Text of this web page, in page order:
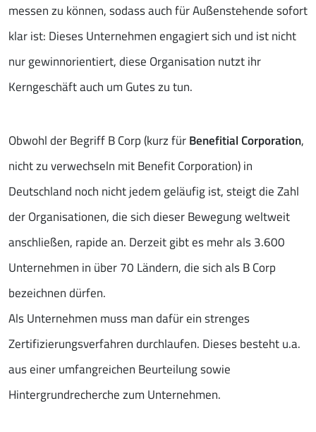
messen zu können, sodass auch für Außenstehende sofort
klar ist: Dieses Unternehmen engagiert sich und ist nicht
nur gewinnorientiert, diese Organisation nutzt ihr
Kerngeschäft auch um Gutes zu tun.
Obwohl der Begriff B Corp (kurz fürBenefitial Corporation,
nicht zu verwechseln mit Benefit Corporation) in
Deutschland noch nicht jedem geläufig ist, steigt die Zahl
der Organisationen, die sich dieser Bewegung weltweit
anschließen, rapide an. Derzeit gibt es mehr als 3.600
Unternehmen in über 70 Ländern, die sich als B Corp
bezeichnen dürfen.
Als Unternehmen muss man dafür ein strenges
Zertifizierungsverfahren durchlaufen. Dieses besteht u.a.
aus einer umfangreichen Beurteilung sowie
Hintergrundrecherche zum Unternehmen.